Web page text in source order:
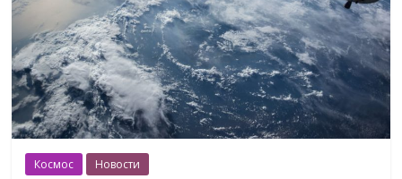
Космос Новости